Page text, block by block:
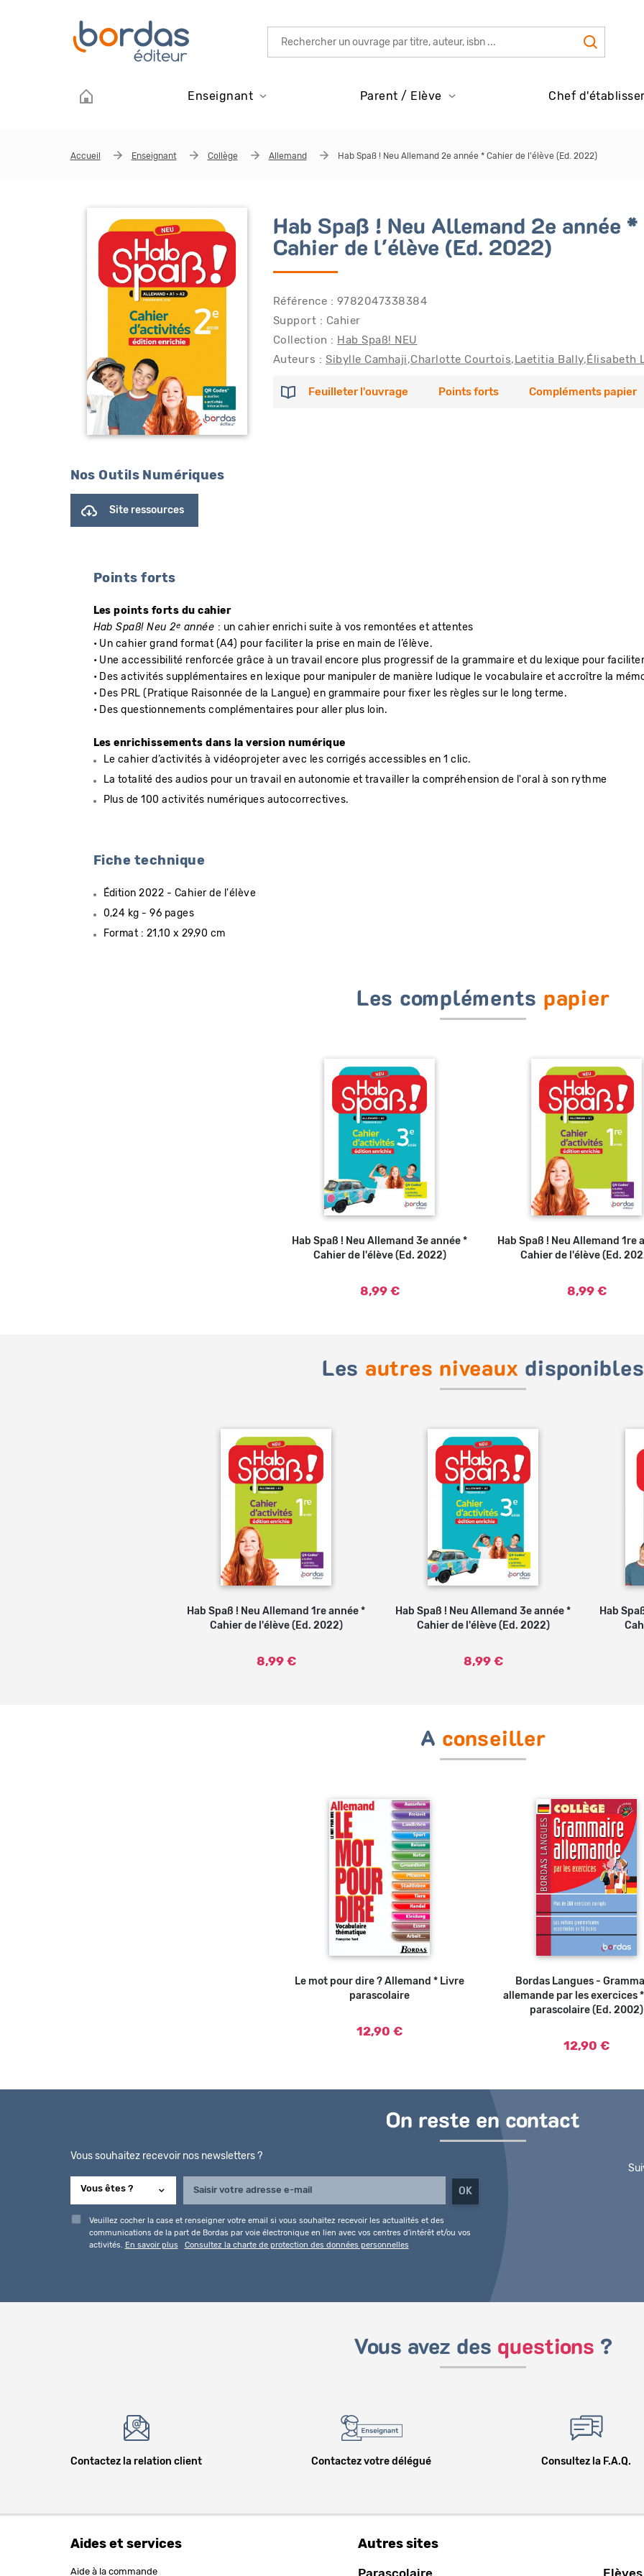
Aller au contenu principal
Enseignant Parent / Elève Chef
Accueil Enseignant Collège Allemand Hab Spaß ! Neu Allemand 2e année * Cahier de l'élève (Ed. 2022)
Hab Spaß ! Neu Allemand 2e année *
Cahier de l'élève (Ed. 2022)
Référence : 9782047338384
Support : Cahier
Collection : Hab Spaß! NEU
Auteurs : Sibylle Camhaji Charlotte Courtois Laetitia Bally Élisabeth
Feuilleter l'ouvrage Points forts Compléments papier
Nos Outils Numériques
Site ressources
Points forts
​Les points forts du cahier
Hab Spaß! Neu 2e année : un cahier enrichi suite à vos remontées et attentes
• Un cahier grand format (A4) pour faciliter la prise en main de l’élève.
• Une accessibilité renforcée grâce à un travail encore plus progressif de la grammaire et du lexique pour
• Des activités supplémentaires en lexique pour manipuler de manière ludique le vocabulaire et accroître la
• Des PRL (Pratique Raisonnée de la Langue) en grammaire pour fixer les règles sur le long terme.
• Des questionnements complémentaires pour aller plus loin.
Les enrichissements dans la version numérique
Le cahier d’activités à vidéoprojeter avec les corrigés accessibles en 1 clic.
La totalité des audios pour un travail en autonomie et travailler la compréhension de l'oral à son rythme
Plus de 100 activités numériques autocorrectives.
Fiche technique
Édition 2022 - Cahier de l'élève
0,24 kg - 96 pages
Format : 21,10 x 29,90 cm
Les compléments papier
Ajouter au panier
Hab Spaß ! Neu Allemand 3e année *
Cahier de l'élève (Ed. 2022)
8,99 €
Ajouter au panier
Hab Spaß ! Neu Allemand 1re
Cahier de l'élève (Ed.
8,99 €
Les autres niveaux disponibles
Ajouter au panier
Hab Spaß ! Neu Allemand 1re année *
Cahier de l'élève (Ed. 2022)
8,99 €
Ajouter au panier
Hab Spaß ! Neu Allemand 3e année *
Cahier de l'élève (Ed. 2022)
8,99 €
Hab
A conseiller
Ajouter au panier
Le mot pour dire ? Allemand * Livre
parascolaire
12,90 €
Ajouter au
Bordas Langues -
allemande par les exercices
parascolaire (Ed. 2002)
12,90 €
On reste en contact
Vous souhaitez recevoir nos newsletters ?
Veuillez cocher la case et renseigner votre email si vous souhaitez recevoir les actualités et des
communications de la part de Bordas par voie électronique en lien avec vos centres d'intérêt et/ou vos
activités.
En savoir plus Consultez la charte de protection des données personnelles
Vous avez des questions ?
Contactez la relation client Contactez votre délégué Consultez la F.A.Q.
Aides et services
Aide à la commande
Autres sites
Parascolaire Elèves